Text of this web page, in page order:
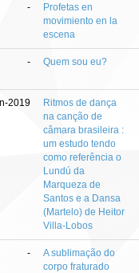
-
Profetas en
movimiento en la
escena
- Quem sou eu?
2019
Ritmos de dança
na canção de
câmara brasileira :
um estudo tendo
como referência o
Lundú da
Marqueza de
Santos e a Dansa
(Martelo) de Heitor
Villa-Lobos
-
A sublimação do
corpo fraturado